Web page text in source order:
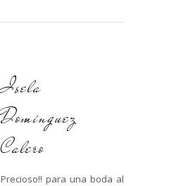
Isela
Domínguez
Calero
Precioso!! para una boda al